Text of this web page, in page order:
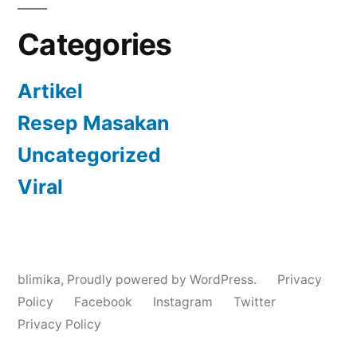
Categories
Artikel
Resep Masakan
Uncategorized
Viral
blimika, Proudly powered by WordPress.
Privacy
Policy
Facebook Instagram
Twitter
Privacy Policy